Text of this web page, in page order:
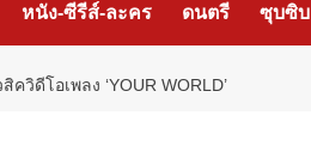
หนัง-ซีรีส์-ละคร ดนตรี ซุบซิบ
ดีโอเพลง ‘YOUR WORLD’